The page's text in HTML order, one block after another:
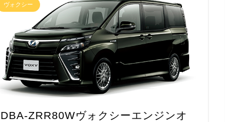
ヴォクシー
DBA-ZRR80Wヴォクシーエンジンオ